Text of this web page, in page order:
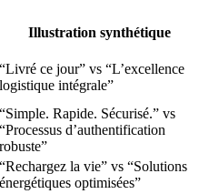
Illustration synthétique
“Livré ce jour” vs “L’excellence
logistique intégrale”
“Simple. Rapide. Sécurisé.” vs
“Processus d’authentification
robuste”
“Rechargez la vie” vs “Solutions
énergétiques optimisées”